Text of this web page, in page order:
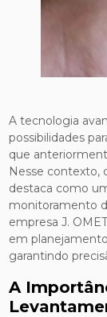
A tecnologia
possibilidades
que
Nesse contexto,
destaca como
monitoramento
empresa J.
em
garantindo
A